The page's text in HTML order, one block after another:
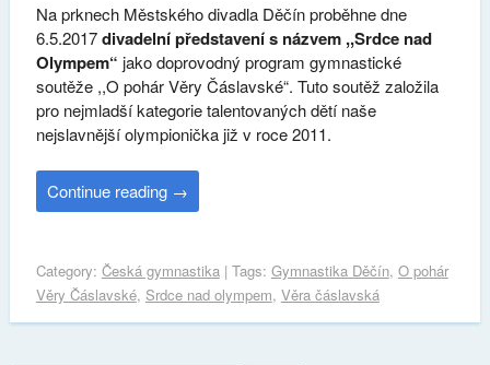
Na prknech Městského divadla Děčín proběhne dne
6.5.2017divadelní představení s názvem ,,Srdce nad
Olympem“ jako doprovodný program gymnastické
soutěže ,,O pohár Věry Čáslavské“. Tuto soutěž založila
pro nejmladší kategorie talentovaných dětí naše
nejslavnější olympionička již v roce 2011.
Continue reading →
Category: Česká gymnastika| Tags: Gymnastika Děčín, O pohár
Věry Čáslavské, Srdce nad olympem, Věra čáslavská